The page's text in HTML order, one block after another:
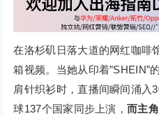
在洛杉矶日落大道的网红咖啡
箱视频。当她从印着”SHEIN”
肩针织衫时，直播间瞬间涌入
球137个国家同步上演，而主